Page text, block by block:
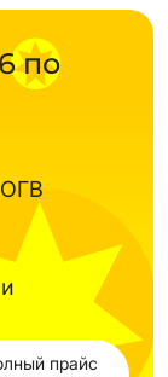
по
прайс